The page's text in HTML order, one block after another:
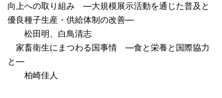
向上への取り組み ―大規模展示活動を通じた普及と
優良種子生産・供給体制の改善―
松田明、白鳥清志
家畜衛生にまつわる国事情 ―食と栄養と国際協力
と―
柏崎佳人